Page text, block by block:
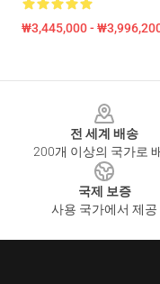
₩3,445,000 -
전 세계 배송
200개 이상의 국가로
국제 보증
사용 국가에서 제공